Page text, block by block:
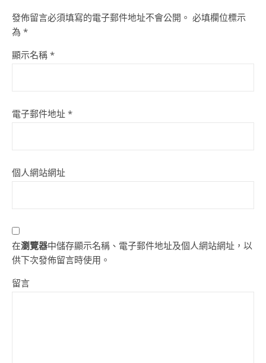
發佈留言必須填寫的電子郵件地址不會公開。 必填欄位標示
為 *
顯示名稱 *
電子郵件地址 *
個人網站網址
在瀏覽器中儲存顯示名稱、電子郵件地址及個人網站網址，以
供下次發佈留言時使用。
留言